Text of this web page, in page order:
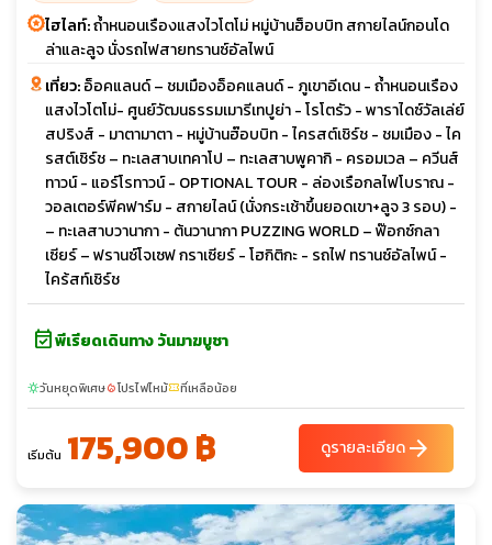
ไฮไลท์:ถ้ำหนอนเรืองแสงไวโตโม่ หมู่บ้านฮ็อบบิท สกายไลน์กอนโด
ล่าและลูจ นั่งรถไฟสายทรานซ์อัลไพน์
เที่ยว:อ็อคแลนด์ – ชมเมืองอ็อคแลนด์ - ภูเขาอีเดน - ถ้ำหนอนเรือง
แสงไวโตโม่- ศูนย์วัฒนธรรมเมารีเทปูย่า - โรโตรัว - พาราไดซ์วัลเล่ย์
สปริงส์ - มาตามาตา - หมู่บ้านฮ๊อบบิท - ไครสต์เชิร์ช - ชมเมือง - ไค
รสต์เชิร์ช – ทะเลสาบเทคาโป – ทะเลสาบพูคากิ - ครอมเวล – ควีนส์
ทาวน์ - แอร์โรทาวน์ - OPTIONAL TOUR - ล่องเรือกลไฟโบราณ -
วอลเตอร์พีคฟาร์ม - สกายไลน์ (นั่งกระเช้าขึ้นยอดเขา+ลูจ 3 รอบ) -
– ทะเลสาบวานากา - ต้นวานากา PUZZING WORLD – ฟ๊อกซ์กลา
เซียร์ – ฟรานซ์โจเซฟ กราเซียร์ - โฮกิติกะ - รถไฟ ทรานซ์อัลไพน์ -
ไคร้สท์เชิร์ช
event_availableพีเรียดเดินทาง วันมาฆบูชา
sunnyวันหยุดพิเศษlocal_fire_departmentโปรไฟไหม้confirmation_numberที่เหลือน้อย
เริ่มต้น 175,900 ฿ ดูรายละเอียดarrow_forward